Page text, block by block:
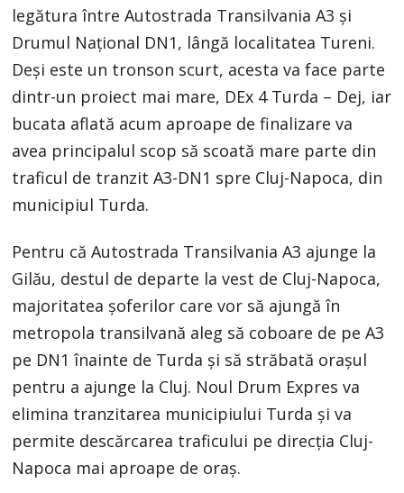
legătura între Autostrada Transilvania A3 și
Drumul Național DN1, lângă localitatea Tureni.
Deși este un tronson scurt, acesta va face parte
dintr-un proiect mai mare, DEx 4 Turda – Dej, iar
bucata aflată acum aproape de finalizare va
avea principalul scop să scoată mare parte din
traficul de tranzit A3-DN1 spre Cluj-Napoca, din
municipiul Turda.
Pentru că Autostrada Transilvania A3 ajunge la
Gilău, destul de departe la vest de Cluj-Napoca,
majoritatea șoferilor care vor să ajungă în
metropola transilvană aleg să coboare de pe A3
pe DN1 înainte de Turda și să străbată orașul
pentru a ajunge la Cluj. Noul Drum Expres va
elimina tranzitarea municipiului Turda și va
permite descărcarea traficului pe direcția Cluj-
Napoca mai aproape de oraș.